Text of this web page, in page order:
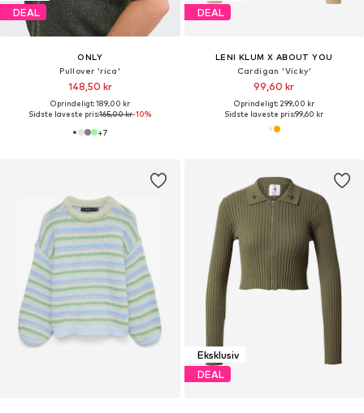
DEAL
ONLY
Pullover 'rica'
148,50 kr
Oprindeligt: 189,00 kr
Sidste laveste pris:165,00 kr-10%
+7
DEAL
LENI KLUM X ABOUT YOU
Cardigan 'Vicky'
99,60 kr
Oprindeligt: 299,00 kr
Sidste laveste pris:99,60 kr
Eksklusiv
DEAL